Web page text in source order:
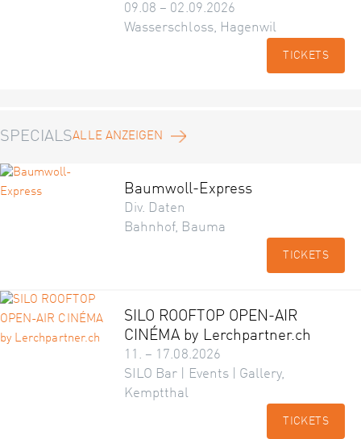
09.08 – 02.09.2026
Wasserschloss, Hagenwil
TICKETS
SPECIALSALLE ANZEIGEN
Baumwoll-Express
Div. Daten
Bahnhof, Bauma
TICKETS
SILO ROOFTOP OPEN-AIR
CINÉMA by Lerchpartner.ch
11. – 17.08.2026
SILO Bar | Events | Gallery,
Kemptthal
TICKETS